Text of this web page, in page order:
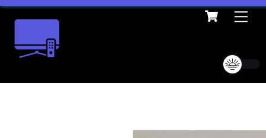
Skip
content
Cart